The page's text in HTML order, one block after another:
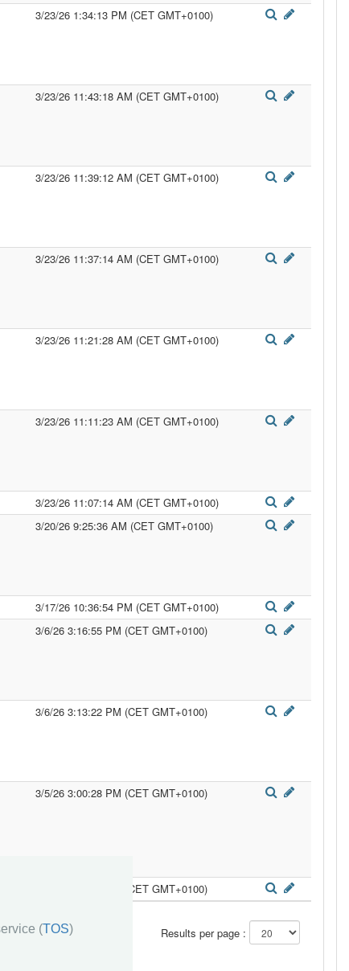
Results per page :
3/23/26 1:34:13 PM (CET GMT+0100)
3/23/26 11:43:18 AM (CET GMT+0100)
3/23/26 11:39:12 AM (CET GMT+0100)
3/23/26 11:37:14 AM (CET GMT+0100)
3/23/26 11:21:28 AM (CET GMT+0100)
3/23/26 11:11:23 AM (CET GMT+0100)
3/23/26 11:07:14 AM (CET GMT+0100)
3/20/26 9:25:36 AM (CET GMT+0100)
3/17/26 10:36:54 PM (CET GMT+0100)
3/6/26 3:16:55 PM (CET GMT+0100)
3/6/26 3:13:22 PM (CET GMT+0100)
3/5/26 3:00:28 PM (CET GMT+0100)
3/5/26 2:53:52 PM (CET GMT+0100)
(TOS)